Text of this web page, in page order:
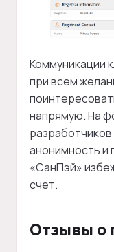
Коммуникации
при всем
напрямую. На
анонимность и
«СанПэй»
счет.
Отзывы о